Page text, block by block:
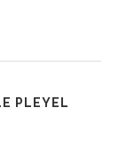
PLEYEL